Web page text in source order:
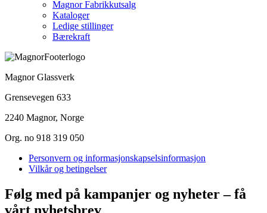
Magnor Fabrikkutsalg
Kataloger
Ledige stillinger
Bærekraft
Magnor Glassverk
Grensevegen 633
2240 Magnor, Norge
Org. no 918 319 050
Personvern og informasjonskapselsinformasjon
Vilkår og betingelser
Følg med på kampanjer og nyheter – få